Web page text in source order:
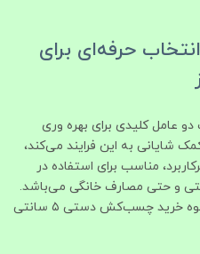
؛ انتخاب حرفه‌ای برای
عامل کلیدی برای بهره‌ وری
شایانی به این فرایند می‌کند،
پرکاربرد، مناسب برای استفاده در
و حتی مصارف خانگی می‌باشد.
در ادامه با مزایا، انواع، کاربردها و نحوه خرید چسب‌کش دستی ۵ سانتی